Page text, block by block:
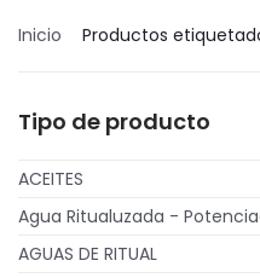
Inicio Productos
Tipo de producto
ACEITES
Agua Ritualuzada -
AGUAS DE RITUAL